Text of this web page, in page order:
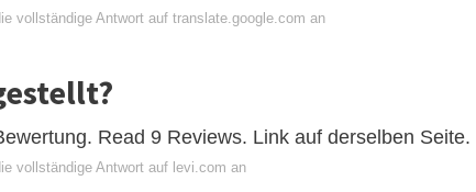
vollständige Antwort auf translate.google.com an
Read 9 Reviews. Link auf derselben Seite.
vollständige Antwort auf levi.com an